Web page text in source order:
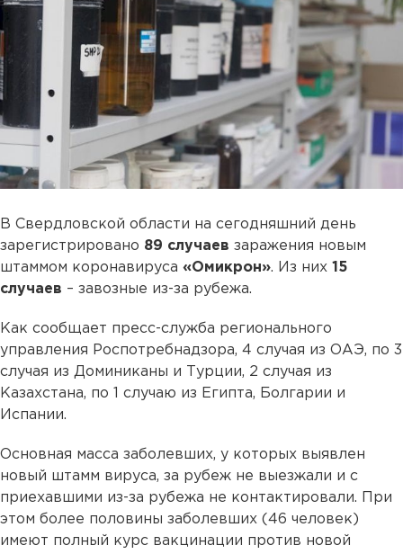
В Свердловской области на сегодняшний день
зарегистрировано 89 случаев заражения новым
штаммом коронавируса «Омикрон». Из них 15
случаев – завозные из-за рубежа.
Как сообщает пресс-служба регионального
управления Роспотребнадзора, 4 случая из ОАЭ, по 3
случая из Доминиканы и Турции, 2 случая из
Казахстана, по 1 случаю из Египта, Болгарии и
Испании.
Основная масса заболевших, у которых выявлен
новый штамм вируса, за рубеж не выезжали и с
приехавшими из-за рубежа не контактировали. При
этом более половины заболевших (46 человек)
имеют полный курс вакцинации против новой